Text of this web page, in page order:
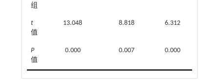
组
t
值
13.048 8.818 6.312
P
值
0.000 0.007 0.000